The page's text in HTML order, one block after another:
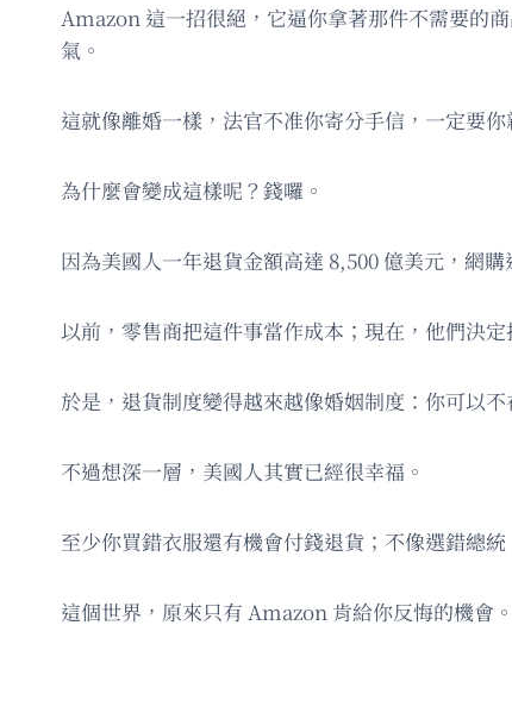
Amazon 這一招很絕，它逼你拿著那件不需要的
氣。
這就像離婚一樣，法官不准你寄分手信，一定要
為什麼會變成這樣呢？錢囉。
因為美國人一年退貨金額高達 8,500 億美元，網
以前，零售商把這件事當作成本；現在，他們決定
於是，退貨制度變得越來越像婚姻制度：你可以
不過想深一層，美國人其實已經很幸福。
至少你買錯衣服還有機會付錢退貨；不像選錯總
這個世界，原來只有 Amazon 肯給你反悔的機會。